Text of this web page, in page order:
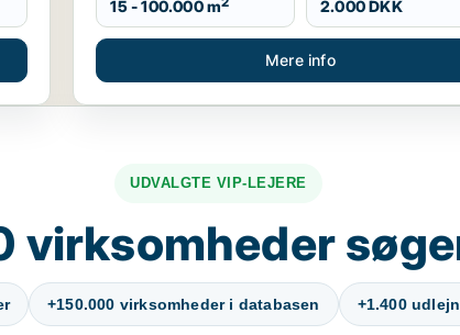
15 - 100.000 m 2.000 DKK
Mere info
UDVALGTE VIP-LEJERE
virksomheder
+150.000 virksomheder i databasen +1.400